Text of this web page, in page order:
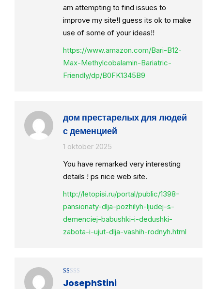
am attempting to find issues to
improve my site!I guess its ok to make
use of some of your ideas!!
https://www.amazon.com/Bari-B12-
Max-Methylcobalamin-Bariatric-
Friendly/dp/B0FK1345B9
дом престарелых для людей
с деменцией
1 oktober 2025
You have remarked very interesting
details ! ps nice web site.
http://letopisi.ru/portal/public/1398-
pansionaty-dlja-pozhilyh-ljudej-s-
demenciej-babushki-i-dedushki-
zabota-i-ujut-dlja-vashih-rodnyh.html
Gewaardeerd
1
JosephStini